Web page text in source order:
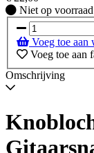
Niet
op
voorraad
-
Wordt
verzonden
wanneer
Niet op
Voeg toe aan
Voeg toe aan
Omschrijving